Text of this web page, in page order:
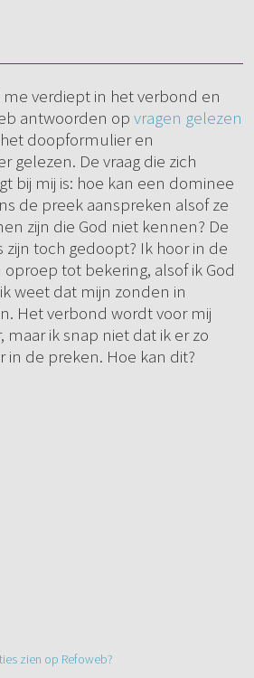
me verdiept in het verbond en
antwoorden op vragen gelezen
doopformulier en
gelezen. De vraag die zich
bij mij is: hoe kan een dominee
de preek aanspreken alsof ze
zijn die God niet kennen? De
zijn toch gedoopt? Ik hoor in de
tot bekering, alsof ik God
weet dat mijn zonden in
Het verbond wordt voor mij
ik snap niet dat ik er zo
in de preken. Hoe kan dit?
zien op Refoweb?